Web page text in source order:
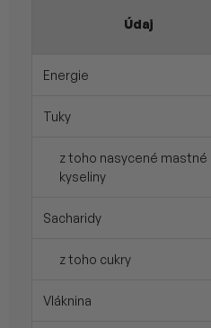
Údaj
Energie
Tuky
z toho nasycené mastné
kyseliny
Sacharidy
z toho cukry
Vláknina